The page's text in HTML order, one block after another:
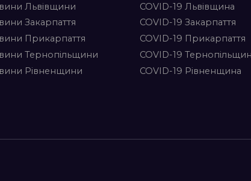
Львівщини
Закарпаття
Прикарпаття
Тернопільщини
Рівненщини
COVID-19 Львівщина
COVID-19 Закарпаття
COVID-19 Прикарпаття
COVID-19
COVID-19 Рівненщина